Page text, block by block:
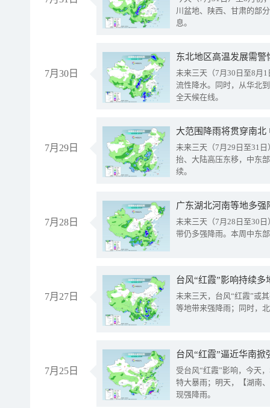
川盆地、陕西、甘肃的部
息。
7月30日
东北地区高温发展需
未来三天（7月30日至8月
流性降水。同时，从华北
全天候在线。
7月29日
大范围降雨将贯穿南
未来三天（7月29日至31
抬、大陆高压东移，中东
续。
7月28日
广东湖北河南等地多
未来三天（7月28日至30
带仍多强降雨。本周中东
7月27日
台风“红霞”影响持续
未来三天，台风“红霞”或
等地带来强降雨；同时，
7月25日
台风“红霞”逼近华南
受台风“红霞”影响，今天
特大暴雨；明天，【湖南
现强降雨。